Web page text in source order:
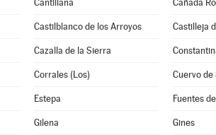
Cantillana Cañada
Castilblanco de los Arroyos Castilleja
Cazalla de la Sierra
Corrales (Los) Cuervo de
Estepa Fuentes
Gilena Gines